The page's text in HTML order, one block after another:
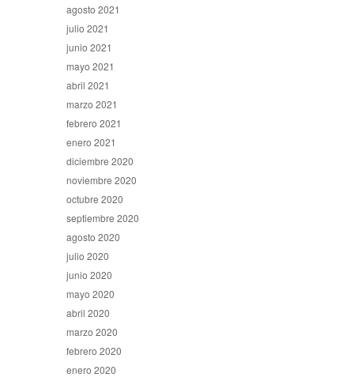
agosto 2021
julio 2021
junio 2021
mayo 2021
abril 2021
marzo 2021
febrero 2021
enero 2021
diciembre 2020
noviembre 2020
octubre 2020
septiembre 2020
agosto 2020
julio 2020
junio 2020
mayo 2020
abril 2020
marzo 2020
febrero 2020
enero 2020